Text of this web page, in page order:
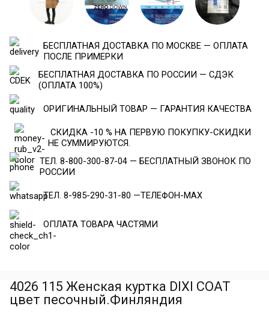
БЕСПЛАТНАЯ ДОСТАВКА ПО МОСКВЕ — ОПЛАТА
ПОСЛЕ ПРИМЕРКИ
БЕСПЛАТНАЯ ДОСТАВКА ПО РОССИИ — СДЭК
(ОПЛАТА 100%)
ОРИГИНАЛЬНЫЙ ТОВАР — ГАРАНТИЯ КАЧЕСТВА
СКИДКА -10 % НА ПЕРВУЮ ПОКУПКУ-СКИДКИ
НЕ СУММИРУЮТСЯ.
ТЕЛ. 8-800-300-87-04 — БЕСПЛАТНЫЙ ЗВОНОК ПО
РОССИИ
ТЕЛ. 8-985-290-31-80 —ТЕЛЕФОН-МАХ
ОПЛАТА ТОВАРА ЧАСТЯМИ
4026 115 Женская куртка DIXI COAT
цвет песочный.Финляндия